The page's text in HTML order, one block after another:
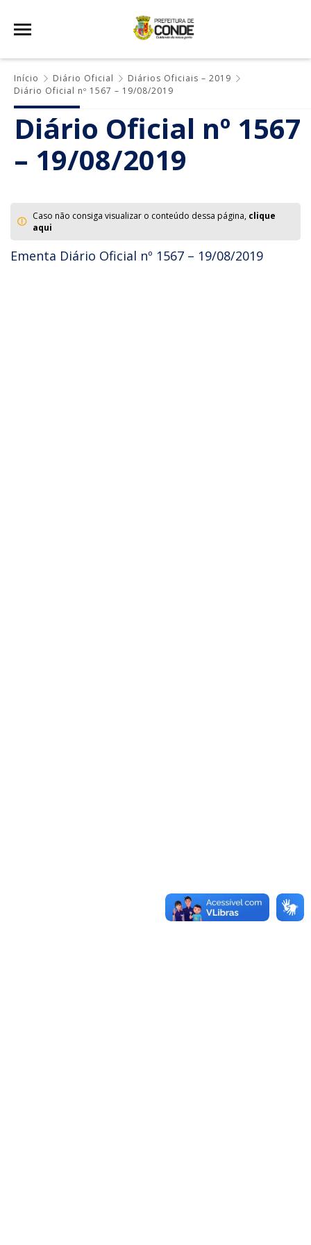
Início Diário Oficial
Diários Oficiais – 2019
Diário Oficial nº 1567 – 19/08/2019
Diário Oficial nº 1567
– 19/08/2019
Caso não consiga visualizar o conteúdo dessa página, clique
aqui
Ementa Diário Oficial nº 1567 – 19/08/2019